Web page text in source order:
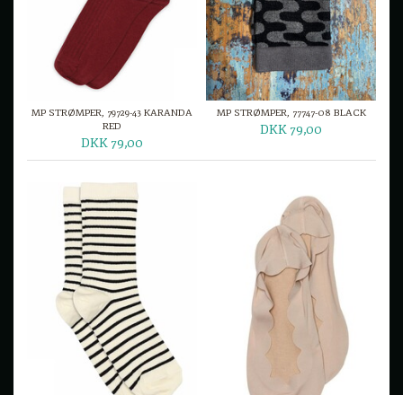
MP STRØMPER, 79729-43 KARANDA
RED
DKK 79,00
MP STRØMPER, 77747-08 BLACK
DKK 79,00